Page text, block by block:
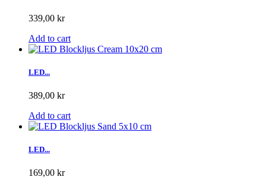
339,00 kr
Add to cart
LED...
389,00 kr
Add to cart
LED...
169,00 kr